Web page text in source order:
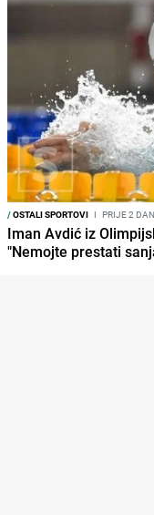
/OSTALI SPORTOVI I PRIJE 2
Iman Avdić iz
"Nemojte prestati